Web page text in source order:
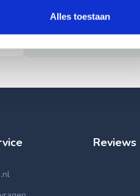
Alles toestaan
3: Meld bij misbruik
klantenservice.
Reviews